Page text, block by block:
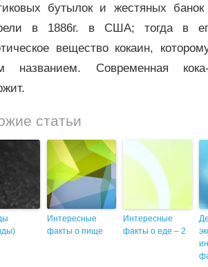
бутылок и жестяных банок
в 1886г. в США; тогда в
вещество кокаин,
названием. Современная
статьи
Интересные
факты о пище
Интересные
факты о еде – 2